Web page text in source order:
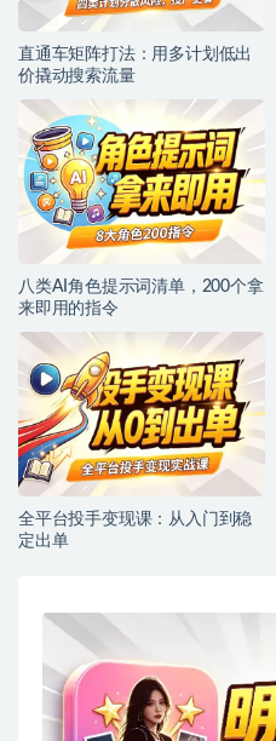
直通车矩阵打法：用多计划低出
价撬动搜索流量
八类AI角色提示词清单，200个拿
来即用的指令
全平台投手变现课：从入门到稳
定出单